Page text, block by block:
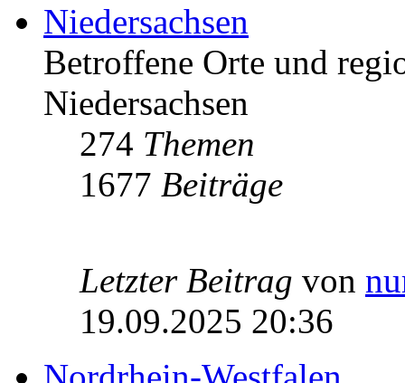
Niedersachsen
Betroffene Orte und
Niedersachsen
274 Themen
1677 Beiträge
Letzter Beitrag von
19.09.2025 20:36